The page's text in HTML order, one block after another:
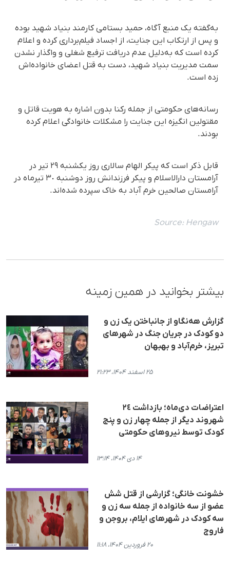
به‌گفته یک منبع آگاه، حمید بستامی کارمند بنیاد شهید بوده
و پس از ارتکاب این جنایت، از اجساد فیلم‌برداری کرده و اعلام
کرده است که به‌دلیل عدم دریافت ترفیع شغلی و واگذار نشدن
سمت مدیریت بنیاد شهید، دست به قتل اعضای خانواده‌اش
زده است.
رسانەهای حکومتی از جملە رکنا بدون اشارە بە هویت قاتل و
مقتولین انگیزه این جنایت را مشکلات خانوادگی اعلام کردە
بودند.
قابل ذکر است کە پیکر الهام سالاری روز یکشنبە ٢٩ تیر در
آرامستان دارالاسلام و پیکر فرزندانش روز دوشنبە ٣٠ تیرماه در
آرامستان صالحین خرم آباد بە خاک سپردە شدەاند.
Source: Hengaw
بیشتر بخوانید در همین زمینه
گزارش هه‌نگاو از جانباختن یک زن و
دو کودک در جریان جنگ در شهرهای
تبریز، خرم‌آباد و بهبهان
۲۵ اسفند ۱۴۰۴، ۲۱:۲۳
اعتراضات دی‌ماه؛ بازداشت ٢٤
شهروند دیگر از جمله چهار زن و پنج
کودک توسط نیروهای حکومتی
۱۴ دی ۱۴۰۴، ۱۳:۱۴
خشونت خانگی؛ گزارشی از قتل شش
عضو از سە خانوادە از جملە سە زن و
سە کودک در شهرهای ایلام، بروجن و
فاروج
۲۰ فروردین ۱۴۰۴، ۱۱:۱۸